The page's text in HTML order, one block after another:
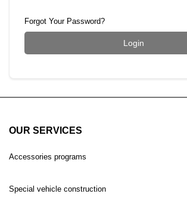
Forgot Your Password?
Login
OUR SERVICES
Accessories programs
Special vehicle construction